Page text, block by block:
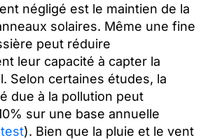
négligé est le maintien de la
solaires. Même une fine
peut réduire
leur capacité à capter la
Selon certaines études, la
due à la pollution peut
sur une base annuelle
). Bien que la pluie et le vent